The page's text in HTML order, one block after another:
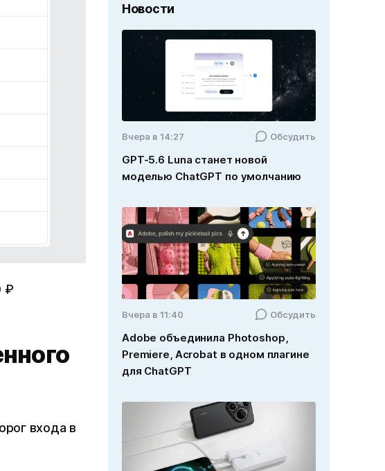
₽
входа в
Новости
Вчера в 14:27 Обсудить
GPT-5.6 Luna станет новой
моделью ChatGPT по умолчанию
Вчера в 11:40 Обсудить
Adobe объединила Photoshop,
Premiere, Acrobat в одном плагине
для ChatGPT